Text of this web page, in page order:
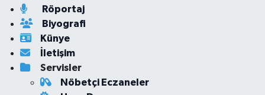
Röportaj
Biyografi
Künye
İletişim
Servisler
Nöbetçi Eczaneler